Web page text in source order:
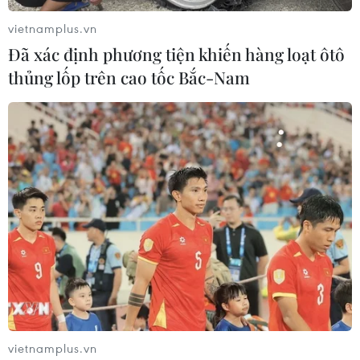
Sắp đấu thầu hàng loạt gói thầu tại Sân
bay Quốc tế Long Thành
19/02/2024 10:10
Hàng loạt các gói thầu về sân đỗ, cung cấp nhiên liệu
máy bay; thi công công trình giao thông nội cảng và hạ
tầng kỹ thuật tại Cảng Hàng không Quốc tế Long Thành
sắp được đấu thầu để chọn nhà thầu.
vietnamplus.vn
Đã xác định phương tiện khiến hàng loạt ôtô
thủng lốp trên cao tốc Bắc-Nam
vietnamplus.vn